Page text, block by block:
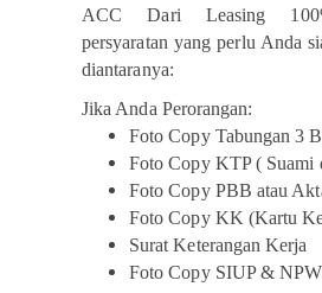
ACC Dari Leasing
persyaratan yang perlu Anda
diantaranya:
Jika Anda Perorangan:
Foto Copy Tabungan 3
Foto Copy KTP ( Suami
Foto Copy PBB atau
Foto Copy KK (Kartu
Surat Keterangan Kerja
Foto Copy SIUP &